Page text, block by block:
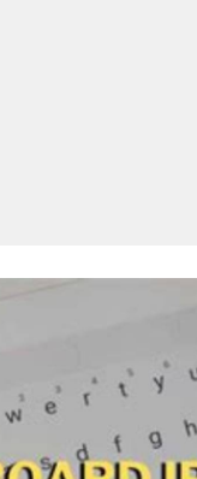
Aplikasi Laptop
Power Window
Foto Grup Wa: Cara
Cara Cek Aktivasi